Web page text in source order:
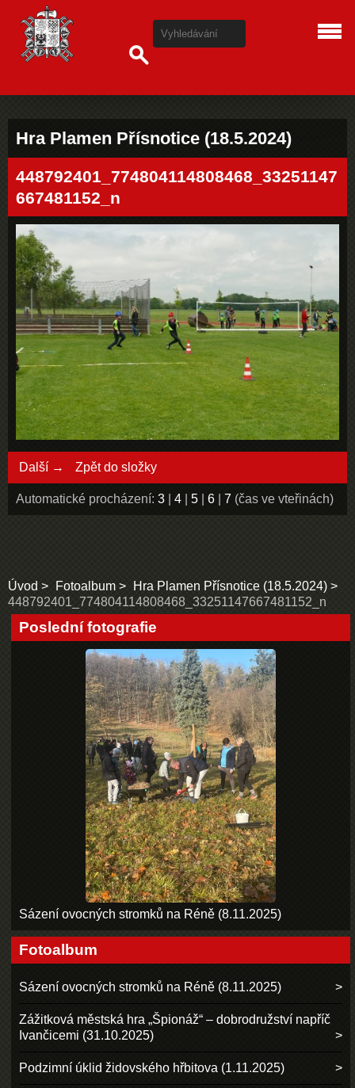
Hra Plamen Přísnotice (18.5.2024)
448792401_774804114808468_33251147
667481152_n
Další → Zpět do složky
Automatické procházení: 3 4 5 6 7 (čas ve vteřinách)
Úvod Fotoalbum
Hra Plamen Přísnotice (18.5.2024)
448792401_774804114808468_33251147667481152_n
Poslední fotografie
Sázení ovocných stromků na Réně (8.11.2025)
Fotoalbum
Sázení ovocných stromků na Réně (8.11.2025)
Zážitková městská hra „Špionáž“ – dobrodružství napříč
Ivančicemi (31.10.2025)
Podzimní úklid židovského hřbitova (1.11.2025)